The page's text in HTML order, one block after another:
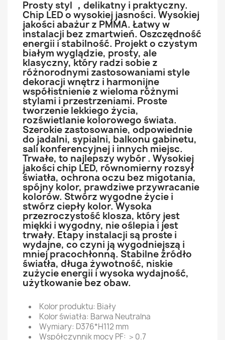
Prosty styl ，delikatny i praktyczny.
Chip LED o wysokiej jasności. Wysokiej
jakości abażur z PMMA. Łatwy w
instalacji bez zmartwień. Oszczędność
energii i stabilność. Projekt o czystym
białym wyglądzie, prosty, ale
klasyczny, który radzi sobie z
różnorodnymi zastosowaniami style
dekoracji wnętrz i harmonijne
współistnienie z wieloma różnymi
stylami i przestrzeniami. Proste
tworzenie lekkiego życia,
rozświetlanie kolorowego świata.
Szerokie zastosowanie, odpowiednie
do jadalni, sypialni, balkonu gabinetu,
sali konferencyjnej i innych miejsc.
Trwałe, to najlepszy wybór . Wysokiej
jakości chip LED, równomierny rozsył
światła, ochrona oczu bez migotania,
spójny kolor, prawdziwe przywracanie
kolorów. Stwórz wygodne życie i
stwórz ciepły kolor. Wysoka
przezroczystość klosza, który jest
miękki i wygodny, nie oślepia i jest
trwały. Etapy instalacji są proste i
wydajne, co czyni ją wygodniejszą i
mniej pracochłonną. Stabilne źródło
światła, długa żywotność, niskie
zużycie energii i wysoka wydajność,
użytkowanie bez obaw.
Kolor produktu: Biały
Kolor światła: Barwa Neutralna
Wymiary: D376*H112 mm
Współczynnik mocy PF: ＞0.7